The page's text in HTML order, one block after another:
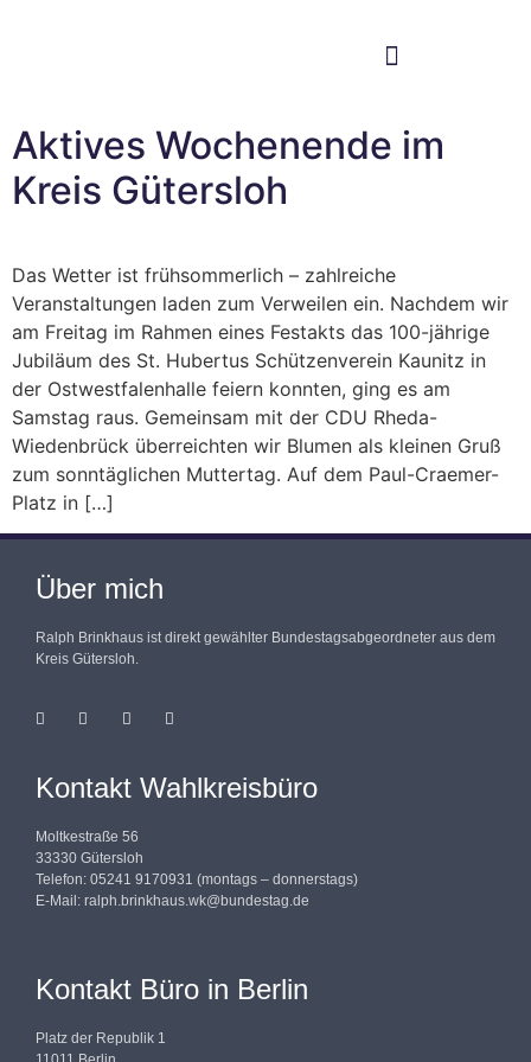
Aktives Wochenende im
Kreis Gütersloh
Das Wetter ist frühsommerlich – zahlreiche
Veranstaltungen laden zum Verweilen ein. Nachdem wir
am Freitag im Rahmen eines Festakts das 100-jährige
Jubiläum des St. Hubertus Schützenverein Kaunitz in
der Ostwestfalenhalle feiern konnten, ging es am
Samstag raus. Gemeinsam mit der CDU Rheda-
Wiedenbrück überreichten wir Blumen als kleinen Gruß
zum sonntäglichen Muttertag. Auf dem Paul-Craemer-
Platz in […]
Über mich
Ralph Brinkhaus ist direkt gewählter Bundestagsabgeordneter aus dem
Kreis Gütersloh.
Kontakt Wahlkreisbüro
Moltkestraße 56
33330 Gütersloh
Telefon: 05241 9170931 (montags – donnerstags)
E-Mail: ralph.brinkhaus.wk@bundestag.de
Kontakt Büro in Berlin
Platz der Republik 1